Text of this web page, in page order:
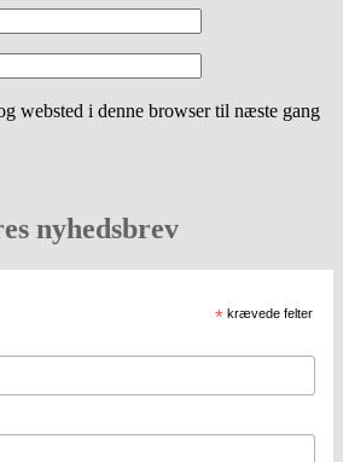
websted i denne browser til næste gang
nyhedsbrev
* krævede felter